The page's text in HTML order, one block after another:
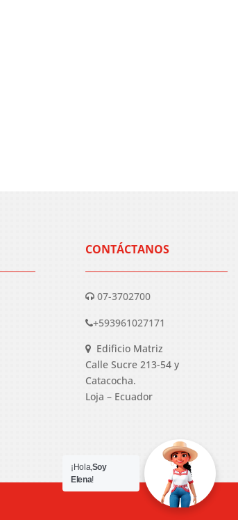
CONTÁCTANOS
07-3702700
+593961027171
Edificio Matriz
Calle Sucre 213-54 y
Catacocha.
Loja – Ecuador
¡Hola,Soy
Elena!